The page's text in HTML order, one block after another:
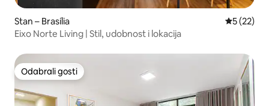
Stan – Brasília Prosječna
5 (22)
Eixo Norte Living | Stil, udobnost i lokacija
Odabrali gosti
Odabrali gosti